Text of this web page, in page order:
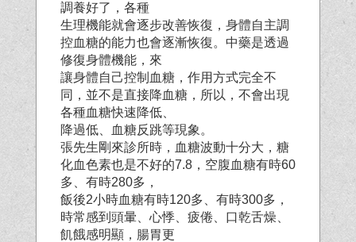
調養好了，各種
生理機能就會逐步改善恢復，身體自主調
控血糖的能力也會逐漸恢復。中藥是透過
修復身體機能，來
讓身體自己控制血糖，作用方式完全不
同，並不是直接降血糖，所以，不會出現
各種血糖快速降低、
降過低、血糖反跳等現象。
張先生剛來診所時，血糖波動十分大，糖
化血色素也是不好的7.8，空腹血糖有時60
多、有時280多，
飯後2小時血糖有時120多、有時300多，
時常感到頭暈、心悸、疲倦、口乾舌燥、
飢餓感明顯，腸胃更